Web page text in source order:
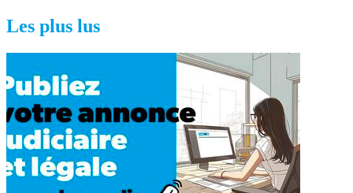
Les plus lus